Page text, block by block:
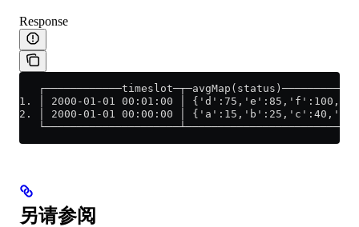
Response
1. │ 2000-01-01 00:01:00 │
2. │ 2000-01-01 00:00:00 │
另请参阅